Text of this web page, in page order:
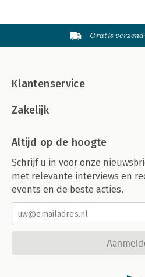
Gratis
Klantenservice
Zakelijk
Altijd op de hoogte
Schrijf u in voor onze
met relevante interviews en
events en de beste acties.